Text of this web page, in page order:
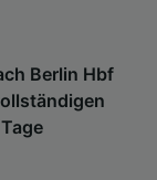
Berlin Hbf